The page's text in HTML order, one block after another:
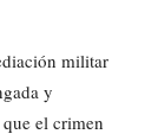
militar
y
el crimen